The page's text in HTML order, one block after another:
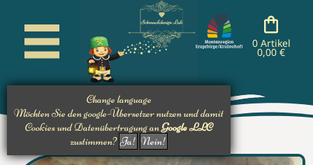
Change language
Möchten Sie den google-Übersetzer nutzen und damit
Cookies und Datenübertragung anGoogle LLC
zustimmen?Ja! Nein!
0 Artikel
0,00 €
nachladen
nachladen
nachladen